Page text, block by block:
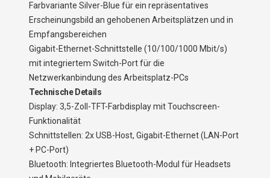
Farbvariante Silver-Blue für ein repräsentatives
Erscheinungsbild an gehobenen Arbeitsplätzen und in
Empfangsbereichen
Gigabit-Ethernet-Schnittstelle (10/100/1000 Mbit/s)
mit integriertem Switch-Port für die
Netzwerkanbindung des Arbeitsplatz-PCs
Technische Details
Display: 3,5-Zoll-TFT-Farbdisplay mit Touchscreen-
Funktionalität
Schnittstellen: 2x USB-Host, Gigabit-Ethernet (LAN-Port
+ PC-Port)
Bluetooth: Integriertes Bluetooth-Modul für Headsets